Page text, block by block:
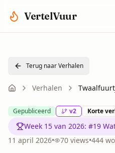
VertelVuur
Terug naar Verhalen
Verhalen
Gepubliceerd v2 Korte
Week 15 van 2026: #19
11 april 2026• 70 views•444